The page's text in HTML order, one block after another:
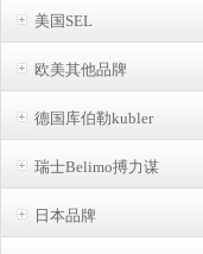
美国SEL
欧美其他品牌
德国库伯勒kubler
瑞士Belimo搏力谋
日本品牌